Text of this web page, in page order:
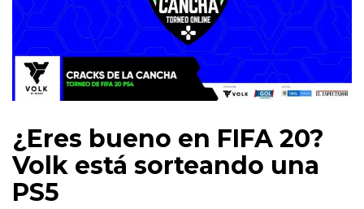
¿Eres bueno en FIFA 20?
Volk está sorteando una
PS5